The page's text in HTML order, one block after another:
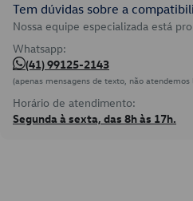
Tem dúvidas sobre a
Nossa equipe especializada está
Whatsapp:
(41) 99125-2143
(apenas mensagens de texto, não atendemos
Horário de atendimento:
Segunda à sexta, das 8h às 17h.